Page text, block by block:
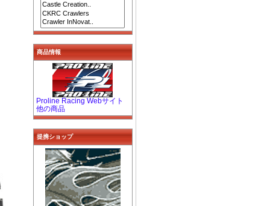
商品情報
Proline Racing Webサイト
他の商品
提携ショップ